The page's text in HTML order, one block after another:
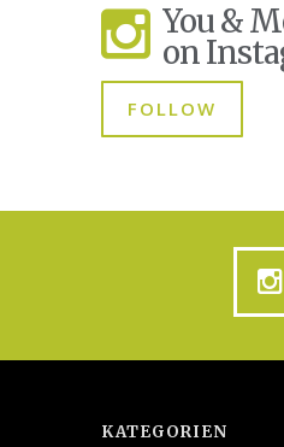
You &
on
FOLLOW
KATEGORIEN